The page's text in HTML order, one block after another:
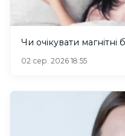
Чи очікувати
02 сер. 2026 18:55